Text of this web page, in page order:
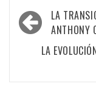
Navegación
de
entradas
LA
ANTHONY
LA